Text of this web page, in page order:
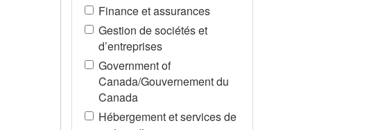
Finance et assurances
Gestion de sociétés et
d’entreprises
Government of
Canada/Gouvernement du
Canada
Hébergement et services de